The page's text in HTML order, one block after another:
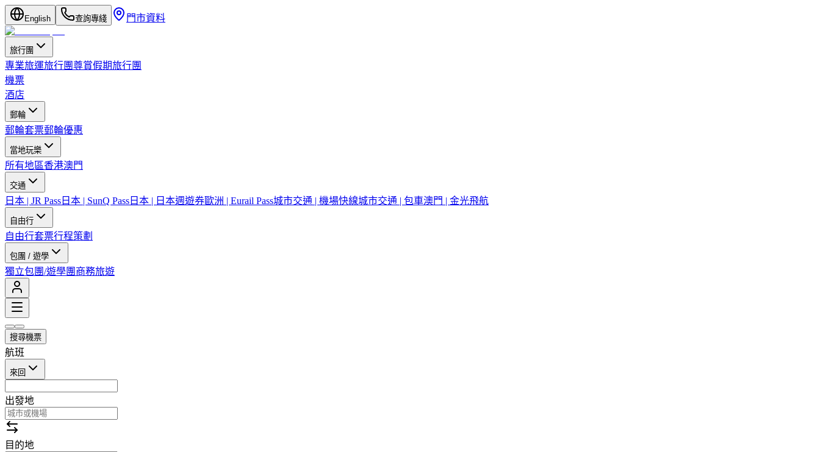
English 查詢專綫 門市資料
旅行團
專業旅運旅行團尊賞假期旅行團
機票
酒店
郵輪
郵輪套票郵輪優惠
當地玩樂
所有地區香港澳門
交通
日本 | JR Pass 日本 | SunQ Pass 日本 | 日本週遊券歐洲 | Eurail Pass城市交通 | 機場快線城市交通 | 包車澳門 | 金光飛航
自由行
自由行套票行程策劃
包團 / 遊學
獨立包團/遊學團 商務旅遊
搜尋機票
航班
來回
出發地
目的地